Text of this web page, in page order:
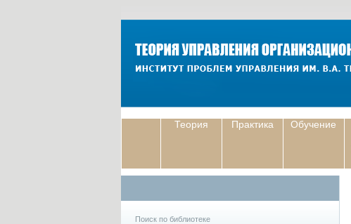
Теория Практика Обучение
Поиск по библиотеке